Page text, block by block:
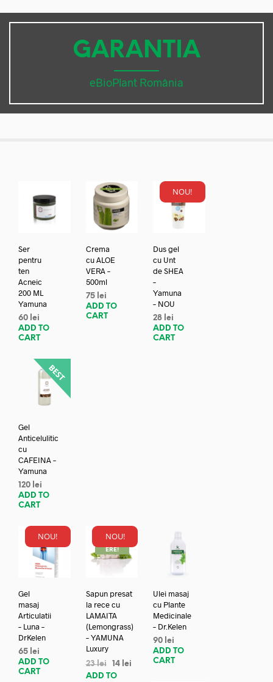
GARANTIA
eBioPlant România
Ser
pentru
ten
Acneic
200 ML
Yamuna
60 lei
ADD TO
CART
Crema
cu ALOE
VERA –
500ml
75 lei
ADD TO
CART
NOU!
Dus gel
cu Unt
de SHEA
–
Yamuna
– NOU
28 lei
ADD TO
CART
Gel
Anticelulitic
cu
CAFEINA –
Yamuna
120 lei
ADD TO
CART
NOU!
Gel
masaj
Articulatii
– Luna –
DrKelen
65 lei
ADD TO
CART
NOU!
REDUC
ERE!
Sapun presat
la rece cu
LAMAITA
(Lemongrass)
– YAMUNA
Luxury
23lei 14 lei
ADD TO
Ulei masaj
cu Plante
Medicinale
– Dr.Kelen
90 lei
ADD TO
CART